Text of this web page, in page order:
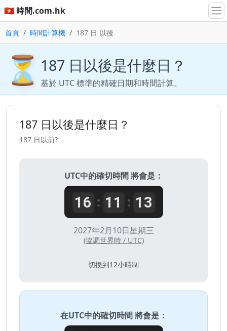
🇭🇰 時間.com.hk
首頁 時間計算機 187 日 以後
⏳ 187 日以後是什麼日？
基於 UTC 標準的精確日期和時間計算。
187 日以後是什麼日？
187 日以前?
UTC中的確切時間 將會是：
16: 11: 13
2027年2月10日星期三
(協調世界時 / UTC)
切換到12小時制
在UTC中的確切時間 將會是：